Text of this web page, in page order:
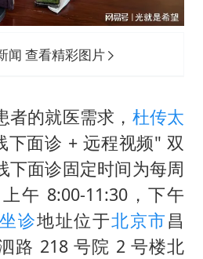
闻 查看精彩图片
的就医需求， 杜传太
下面诊 + 远程视频" 双
下面诊固定时间为每周
午 8:00-11:30，下午
坐诊地址位于北京市昌
路 218 号院 2 号楼北